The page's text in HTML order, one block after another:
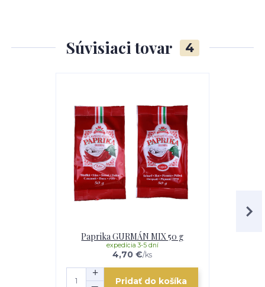
Súvisiaci tovar 4
Paprika GURMÁN MIX 50 g
4,70 €/ks
expedícia 3-5 dní
Pridať do košíka